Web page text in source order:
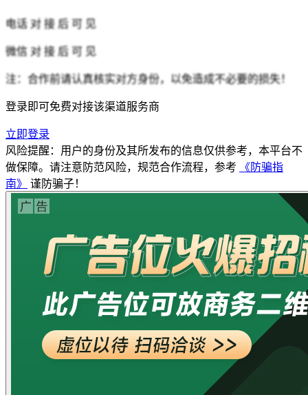
电话 对 接 后 可 见
微信 对 接 后 可 见
注：合作前请认真核实对方身份，以免造成不必要的损失！
登录即可免费对接该渠道服务商
立即登录
风险提醒：用户的身份及其所发布的信息仅供参考，本平台不
做保障。请注意防范风险，规范合作流程，参考
《防骗指
南》
谨防骗子！